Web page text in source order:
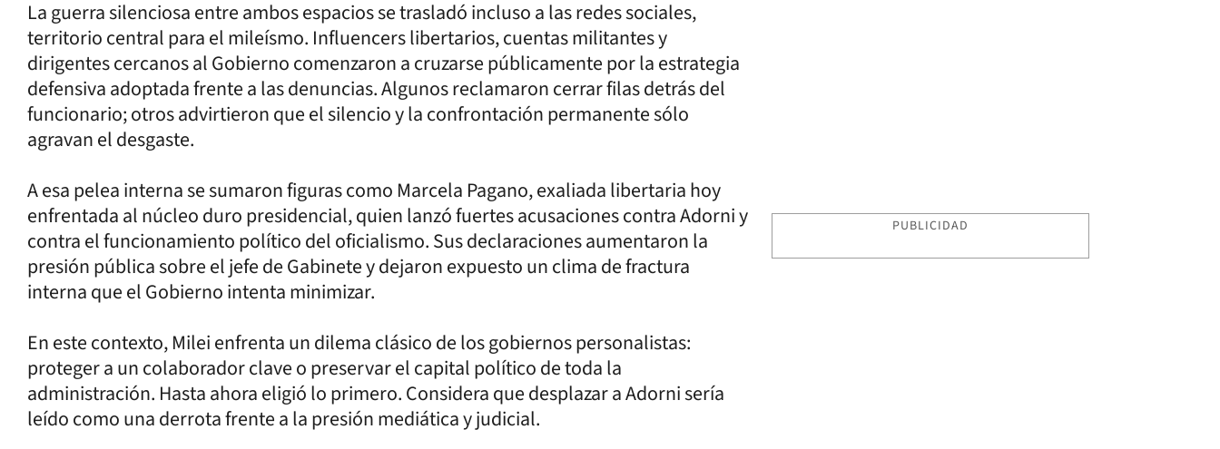
La guerra silenciosa entre ambos espacios se trasladó incluso a las redes sociales,
territorio central para el mileísmo. Influencers libertarios, cuentas militantes y
dirigentes cercanos al Gobierno comenzaron a cruzarse públicamente por la estrategia
defensiva adoptada frente a las denuncias. Algunos reclamaron cerrar filas detrás del
funcionario; otros advirtieron que el silencio y la confrontación permanente sólo
agravan el desgaste.
A esa pelea interna se sumaron figuras como Marcela Pagano, exaliada libertaria hoy
enfrentada al núcleo duro presidencial, quien lanzó fuertes acusaciones contra Adorni y
contra el funcionamiento político del oficialismo. Sus declaraciones aumentaron la
presión pública sobre el jefe de Gabinete y dejaron expuesto un clima de fractura
interna que el Gobierno intenta minimizar.
En este contexto, Milei enfrenta un dilema clásico de los gobiernos personalistas:
proteger a un colaborador clave o preservar el capital político de toda la
administración. Hasta ahora eligió lo primero. Considera que desplazar a Adorni sería
leído como una derrota frente a la presión mediática y judicial.
PUBLICIDAD